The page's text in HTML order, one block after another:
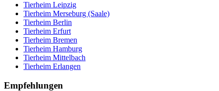
Tierheim Leipzig
Tierheim Merseburg (Saale)
Tierheim Berlin
Tierheim Erfurt
Tierheim Bremen
Tierheim Hamburg
Tierheim Mittelbach
Tierheim Erlangen
Empfehlungen